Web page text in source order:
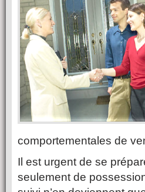
comportementales de
Il est urgent de se
seulement de